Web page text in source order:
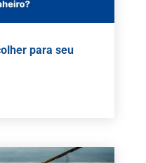
para seu